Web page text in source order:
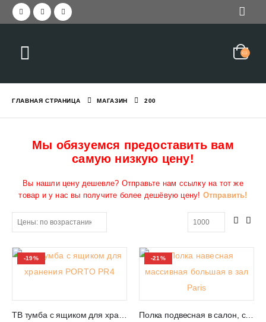
ГЛАВНАЯ СТРАНИЦА МАГАЗИН 200
Мы обязуемся предоставить вам
самую низкую цену!
Вы нашли цену дешевле? Отправьте нам ссылку на тот же
товар и у нас вы получите более дешёвую цену! Отправить!
-19% -21%
Полка подвесная в салон, спальню или кабинет Paris